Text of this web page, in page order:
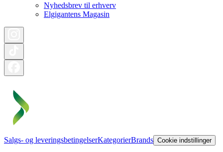
Nyhedsbrev til erhverv
Elgigantens Magasin
Salgs- og leveringsbetingelserKategorierBrands Cookie indstillinger